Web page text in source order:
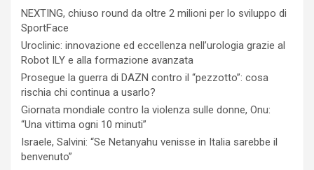
NEXTING, chiuso round da oltre 2 milioni per lo sviluppo di
SportFace
Uroclinic: innovazione ed eccellenza nell’urologia grazie al
Robot ILY e alla formazione avanzata
Prosegue la guerra di DAZN contro il “pezzotto”: cosa
rischia chi continua a usarlo?
Giornata mondiale contro la violenza sulle donne, Onu:
“Una vittima ogni 10 minuti”
Israele, Salvini: “Se Netanyahu venisse in Italia sarebbe il
benvenuto”